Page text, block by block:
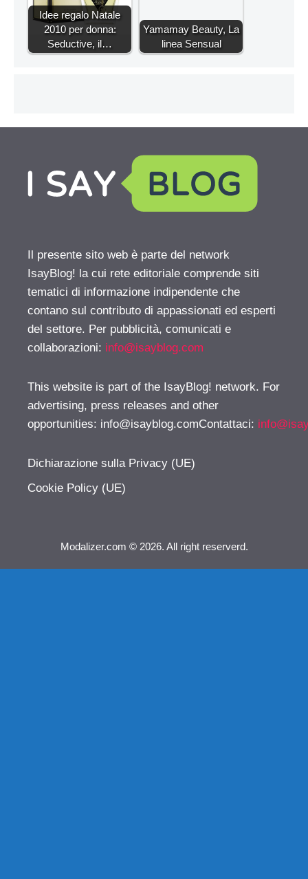
Idee regalo Natale
2010 per donna:
Seductive, il…
Yamamay Beauty, La
linea Sensual
Il presente sito web è parte del network
IsayBlog! la cui rete editoriale comprende siti
tematici di informazione indipendente che
contano sul contributo di appassionati ed esperti
del settore. Per pubblicità, comunicati e
collaborazioni: info@isayblog.com
This website is part of the IsayBlog! network. For
advertising, press releases and other
opportunities: info@isayblog.comContattaci:
Dichiarazione sulla Privacy (UE)
Cookie Policy (UE)
Modalizer.com © 2026. All right reserverd.